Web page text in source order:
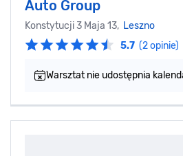
Auto Group
Konstytucji 3 Maja 13, Leszno
5.7 (2 opinie)
Warsztat nie udostępnia